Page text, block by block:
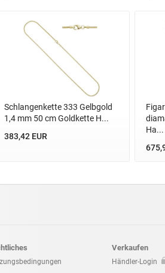
Schlangenkette 333 Gelbgold
1,4 mm 50 cm Goldkette H...
383,42 EUR
Ha...
Verkaufen
Händler-Login